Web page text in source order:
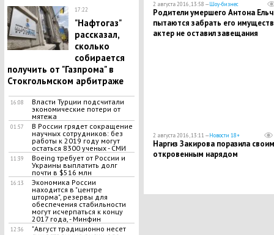
17:22
"Нафтогаз"
рассказал,
сколько
собирается
получить от "Газпрома" в
Стокгольмском арбитраже
16:08
Власти Турции подсчитали
экономические потери от
мятежа
01:57
В России грядет сокращение
научных сотрудников: без
работы к 2019 году могут
остаться 8300 ученых - СМИ
11:39
Boeing требует от России и
Украины выплатить долг
почти в $516 млн
16:13
Экономика России
находится в "центре
шторма", резервы для
обеспечения стабильности
могут исчерпаться к концу
2017 года, - Минфин
12:36
"Август традиционно несет
2 августа 2016, 13:58 —Шоу-бизнес
Родители умершего Антона
пытаются забрать его
актер не оставил завещания
2 августа 2016, 13:11 —Новости 18+
Наргиз Закирова поразила своим
откровенным нарядом